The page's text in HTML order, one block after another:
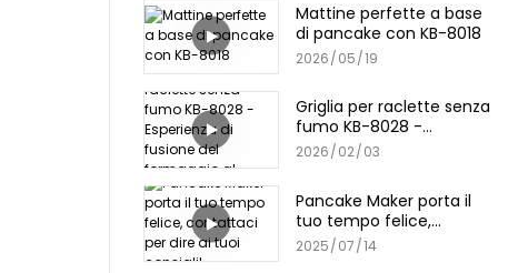
Mattine perfette a base
di pancake con KB-8018
2026 05 19
Griglia per raclette senza
fumo KB-8028 -
Esperienza di fusione del
2026 02 03
Pancake Maker porta il
tuo tempo felice,
contattaci per dire ai
tuoi consigli!
2025 07 14